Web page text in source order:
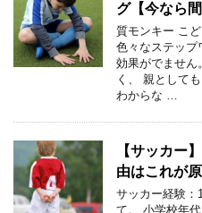
グ【今なら
質モンキー こ
色々なステップ
効果がでません
く、 親として
わからな …
【サッカー
由はこれが原
サッカー経験：
て。 小学校年